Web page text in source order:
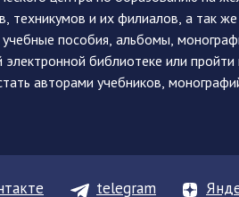
техникумов и их филиалов, а
пособия, альбомы,
библиотеке или
авторами учебников,
telegram